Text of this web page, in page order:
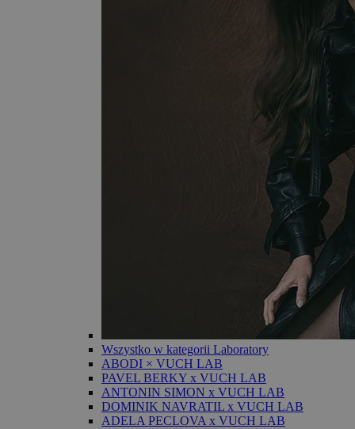
Wszystko w kategorii Laboratory
ABODI × VUCH LAB
PAVEL BERKY x VUCH LAB
ANTONIN SIMON x VUCH LAB
DOMINIK NAVRATIL x VUCH LAB
ADELA PECLOVA x VUCH LAB